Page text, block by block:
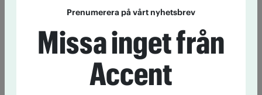
Prenumerera på vårt nyhetsbrev
Missa inget från
Accent